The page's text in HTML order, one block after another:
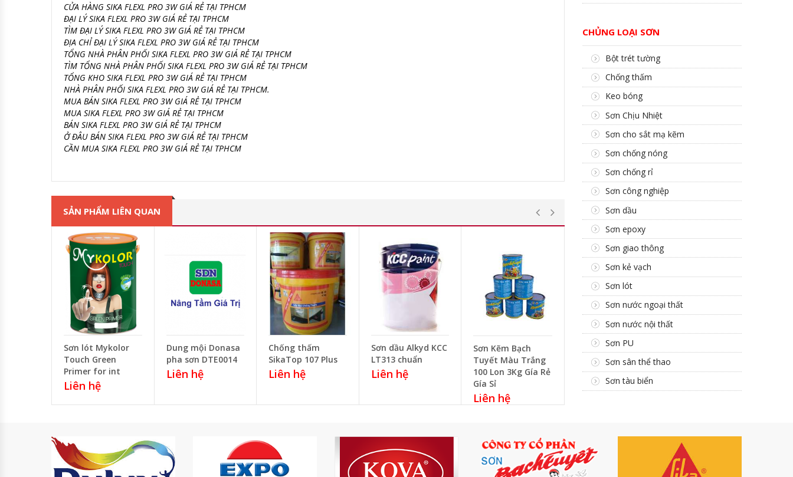
CỬA HÀNG SIKA FLEXL PRO 3W GIÁ RẺ TẠI TPHCM
ĐẠI LÝ SIKA FLEXL PRO 3W GIÁ RẺ TẠI TPHCM
TÌM ĐẠI LÝ SIKA FLEXL PRO 3W GIÁ RẺ TẠI TPHCM
ĐỊA CHỈ ĐẠI LÝ SIKA FLEXL PRO 3W GIÁ RẺ TẠI TPHCM
TỔNG NHÀ PHÂN PHỐI SIKA FLEXL PRO 3W GIÁ RẺ TẠI TPHCM
TÌM TỔNG NHÀ PHÂN PHỐI SIKA FLEXL PRO 3W GIÁ RẺ TẠI TPHCM
TỔNG KHO SIKA FLEXL PRO 3W GIÁ RẺ TẠI TPHCM
NHÀ PHÂN PHỐI SIKA FLEXL PRO 3W GIÁ RẺ TẠI TPHCM.
MUA BÁN SIKA FLEXL PRO 3W GIÁ RẺ TẠI TPHCM
MUA SIKA FLEXL PRO 3W GIÁ RẺ TẠI TPHCM
BÁN SIKA FLEXL PRO 3W GIÁ RẺ TẠI TPHCM
Ở ĐÂU BÁN SIKA FLEXL PRO 3W GIÁ RẺ TẠI TPHCM
CẦN MUA SIKA FLEXL PRO 3W GIÁ RẺ TẠI TPHCM
SẢN PHẨM LIÊN QUAN
Sơn lót Mykolor
Touch Green
Primer for int
Liên hệ
Dung mội Donasa
pha sơn DTE0014
Liên hệ
Chống thấm
SikaTop 107 Plus
Liên hệ
Sơn dầu Alkyd KCC
LT313 chuẩn
Liên hệ
Sơn Kẽm Bạch
Tuyết Màu Trắng
100 Lon 3Kg Gía Rẻ
Gía Sỉ
Liên hệ
CHỦNG LOẠI SƠN
Bột trét tường
Chống thấm
Keo bóng
Sơn Chịu Nhiệt
Sơn cho sắt mạ kẽm
Sơn chống nóng
Sơn chống rỉ
Sơn công nghiệp
Sơn dầu
Sơn epoxy
Sơn giao thông
Sơn kẻ vạch
Sơn lót
Sơn nước ngoại thất
Sơn nước nội thất
Sơn PU
Sơn sân thể thao
Sơn tàu biển